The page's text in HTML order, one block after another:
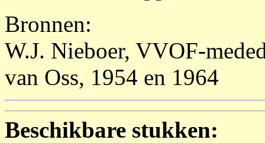
Bronnen:
W.J. Nieboer, VVOF-
van Oss, 1954 en 1964
Beschikbare stukken: